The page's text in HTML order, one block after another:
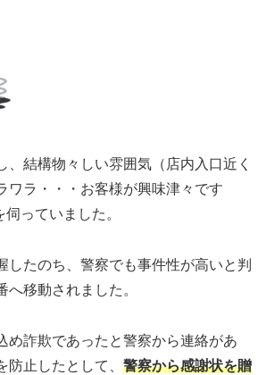
、結構物々しい雰囲気（店内入口近く
ワラ・・・お客様が興味津々です
っていました。
したのち、警察でも事件性が高いと判
へ移動されました。
め詐欺であったと警察から連絡があ
防止したとして、 警察から感謝状を贈